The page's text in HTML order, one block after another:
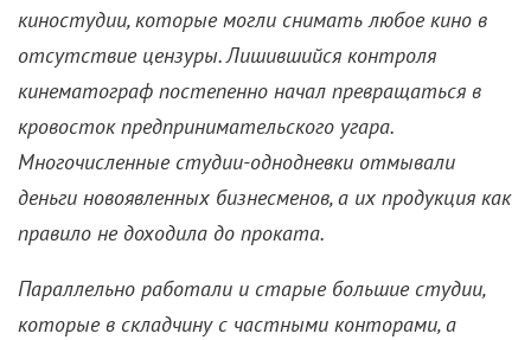
киностудии, которые могли снимать любое кино в
отсутствие цензуры. Лишившийся контроля
кинематограф постепенно начал превращаться в
кровосток предпринимательского угара.
Многочисленные студии-однодневки отмывали
деньги новоявленных бизнесменов, а их продукция как
правило не доходила до проката.
Параллельно работали и старые большие студии,
которые в складчину с частными конторами, а